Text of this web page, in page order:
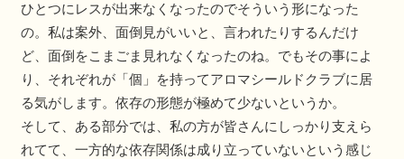
ひとつにレスが出来なくなったのでそういう形になった
の。私は案外、面倒見がいいと、言われたりするんだけ
ど、面倒をこまごま見れなくなったのね。でもその事によ
り、それぞれが「個」を持ってアロマシールドクラブに居
る気がします。依存の形態が極めて少ないというか。
そして、ある部分では、私の方が皆さんにしっかり支えら
れてて、一方的な依存関係は成り立っていないという感じ